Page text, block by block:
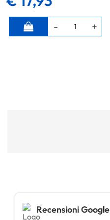
Quantità
Recensioni Google